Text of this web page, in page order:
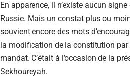
En apparence, il n’existe aucun
Russie. Mais un constat plus ou
souvient encore des mots
la modification de la constitution
mandat. C’était à l’occasion de la
Sekhoureyah.